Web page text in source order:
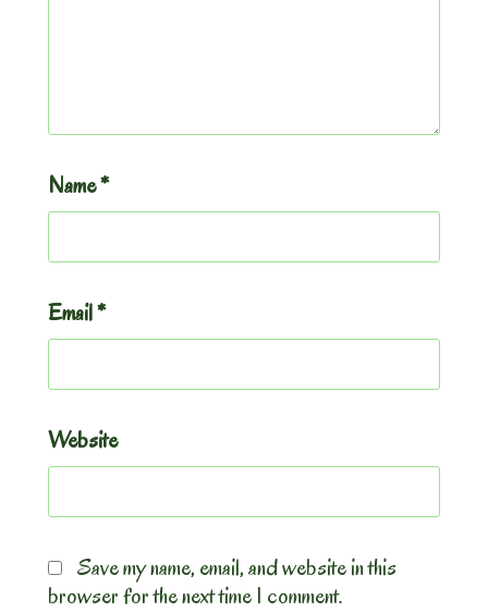
Name*
Email*
Website
Save my name, email, and website in this
browser for the next time I comment.